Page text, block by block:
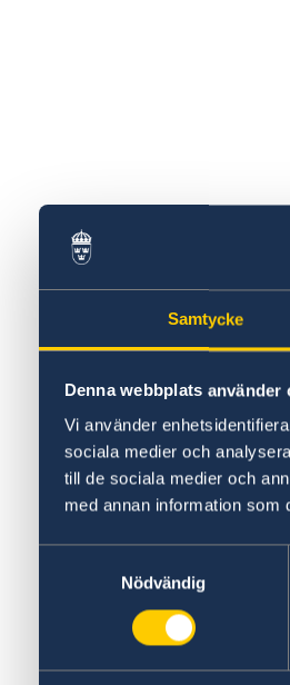
Samtycke
Denna webbplats använder
Vi använder
sociala medier och
till de sociala medier och
med annan information som
Nödvändig